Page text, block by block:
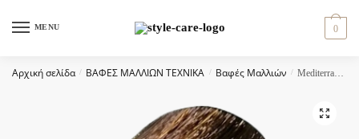
MENU 0
Αρχική σελίδα / ΒΑΦΕΣ ΜΑΛΛΙΩΝ ΤΕΧΝΙΚΑ / Βαφές Μαλλιών / Mediterranean color BIO 60ml – 7/3 ΞΑΝΘΟ ΧΡΥΣΑΦΙ
🔍